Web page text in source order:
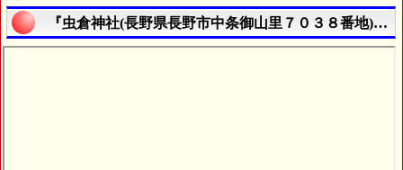
『虫倉神社(長野県長野市中条御山里７０３８番地)』